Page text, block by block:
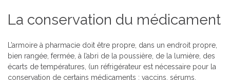
La conservation du médicament
L’armoire à pharmacie doit être propre, dans un endroit propre,
bien rangée, fermée, à l’abri de la poussière, de la lumière, des
écarts de températures, (un réfrigérateur est nécessaire pour la
conservation de certains médicaments : vaccins, sérums,